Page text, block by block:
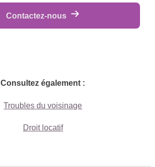
Contactez-nous
Consultez également :
Troubles du voisinage
Droit locatif